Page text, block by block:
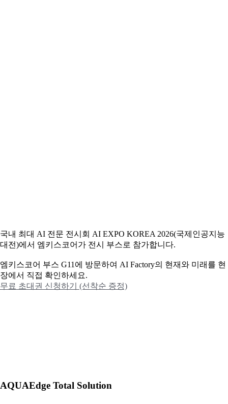
국내 최대 AI 전문 전시회 AI EXPO KOREA 2026(국제인공지능
대전)에서 엠키스코어가 전시 부스로 참가합니다.
엠키스코어 부스 G11에 방문하여 AI Factory의 현재와 미래를 현
장에서 직접 확인하세요.
무료 초대권 신청하기 (선착순 증정)
AQUAEdge Total Solution